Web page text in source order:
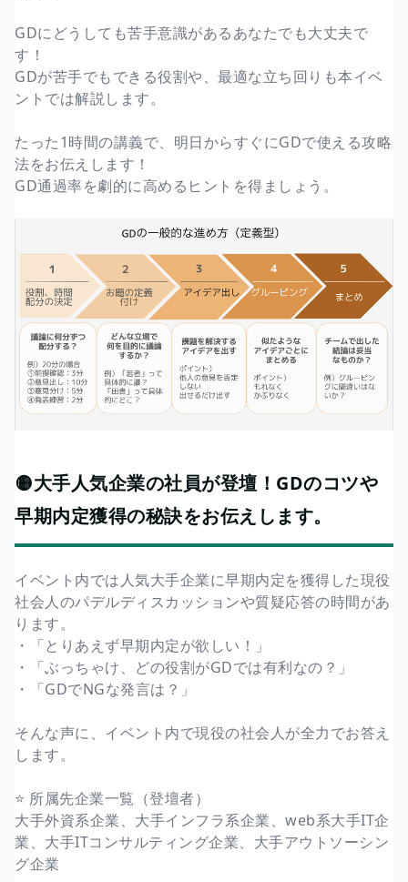
GDにどうしても苦手意識があるあなたでも大丈夫で
す！
GDが苦手でもできる役割や、最適な立ち回りも本イベ
ントでは解説します。
たった1時間の講義で、明日からすぐにGDで使える攻略
法をお伝えします！
GD通過率を劇的に高めるヒントを得ましょう。
🟡大手人気企業の社員が登壇！GDのコツや
早期内定獲得の秘訣をお伝えします。
イベント内では人気大手企業に早期内定を獲得した現役
社会人のパデルディスカッションや質疑応答の時間があ
ります。
・「とりあえず早期内定が欲しい！」
・「ぶっちゃけ、どの役割がGDでは有利なの？」
・「GDでNGな発言は？」
そんな声に、イベント内で現役の社会人が全力でお答え
します。
⭐️ 所属先企業一覧（登壇者）
大手外資系企業、大手インフラ系企業、web系大手IT企
業、大手ITコンサルティング企業、大手アウトソーシン
グ企業